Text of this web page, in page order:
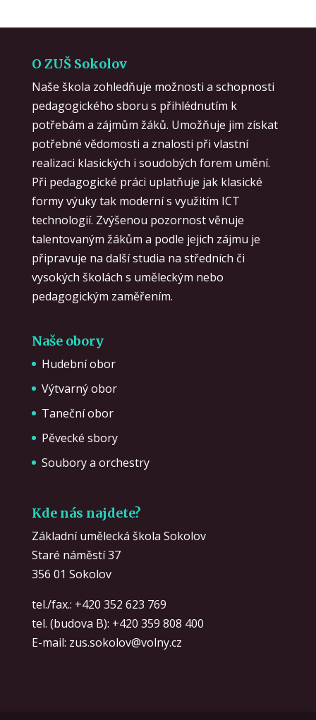
O ZUŠ Sokolov
Naše škola zohledňuje možnosti a schopnosti
pedagogického sboru s přihlédnutím k
potřebám a zájmům žáků. Umožňuje jim získat
potřebné vědomosti a znalosti při vlastní
realizaci klasických i soudobých forem umění.
Při pedagogické práci uplatňuje jak klasické
formy výuky tak moderní s využitím ICT
technologií. Zvýšenou pozornost věnuje
talentovaným žákům a podle jejich zájmu je
připravuje na další studia na středních či
vysokých školách s uměleckým nebo
pedagogickým zaměřením.
Naše obory
Hudební obor
Výtvarný obor
Taneční obor
Pěvecké sbory
Soubory a orchestry
Kde nás najdete?
Základní umělecká škola Sokolov
Staré náměstí 37
356 01 Sokolov
tel./fax.: +420 352 623 769
tel. (budova B): +420 359 808 400
E-mail: zus.sokolov@volny.cz